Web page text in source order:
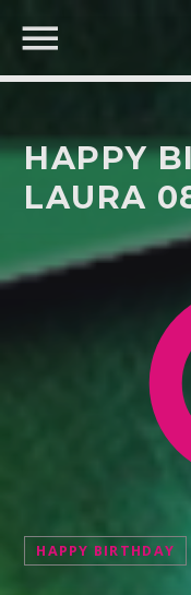
CERCA
HAPPY
LAURA
HAPPY BIRTHDAY